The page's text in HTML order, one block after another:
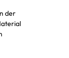
der